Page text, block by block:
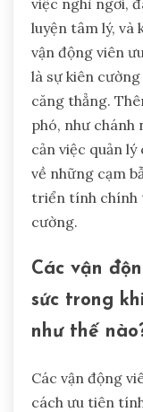
và lo âu
Các vận động
và lo âu bằng
tâm thần, dẫn
biến bao gồm
việc nghỉ ngơi,
luyện tâm lý,
vận động viên
căng thẳng.
phó, như
cản việc quản lý
về những cạm
cường.